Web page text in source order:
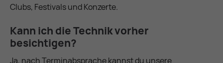
Clubs, Festivals und Konzerte.
Kann ich die Technik vorher
besichtigen?
Ja, nach Terminabsprache kannst du unsere